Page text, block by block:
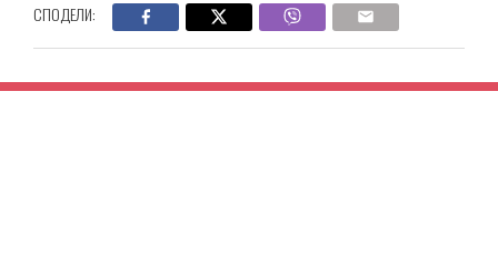
СПОДЕЛИ: